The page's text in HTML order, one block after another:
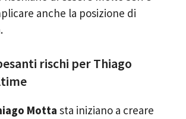
anche la posizione di
rischi per Thiago
Motta sta iniziano a creare